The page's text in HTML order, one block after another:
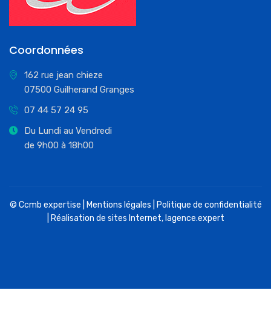
Coordonnées
162 rue jean chieze
07500 Guilherand Granges
07 44 57 24 95
Du Lundi au Vendredi
de 9h00 à 18h00
© Ccmb expertise | Mentions légales
Politique de confidentialité
| Réalisation de sites Internet, lagence.expert